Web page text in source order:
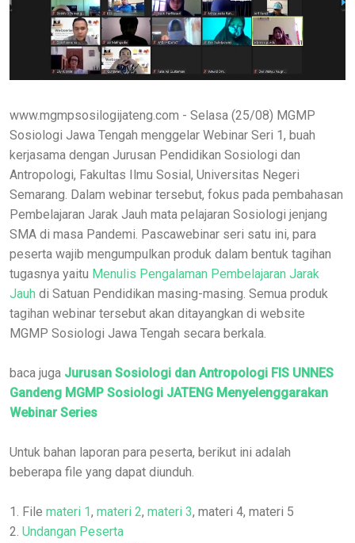
www.mgmpsosilogijateng.com - Selasa (25/08) MGMP
Sosiologi Jawa Tengah menggelar Webinar Seri 1, buah
kerjasama dengan Jurusan Pendidikan Sosiologi dan
Antropologi, Fakultas Ilmu Sosial, Universitas Negeri
Semarang. Dalam webinar tersebut, fokus pada pembahasan
Pembelajaran Jarak Jauh mata pelajaran Sosiologi jenjang
SMA di masa Pandemi. Pascawebinar seri satu ini, para
peserta wajib mengumpulkan produk dalam bentuk tagihan
tugasnya yaitu Menulis Pengalaman Pembelajaran Jarak
Jauh di Satuan Pendidikan masing-masing. Semua produk
tagihan webinar tersebut akan ditayangkan di website
MGMP Sosiologi Jawa Tengah secara berkala.
baca juga Jurusan Sosiologi dan Antropologi FIS UNNES
Gandeng MGMP Sosiologi JATENG Menyelenggarakan
Webinar Series
Untuk bahan laporan para peserta, berikut ini adalah
beberapa file yang dapat diunduh.
1. File materi 1, materi 2, materi 3, materi 4, materi 5
2. Undangan Peserta